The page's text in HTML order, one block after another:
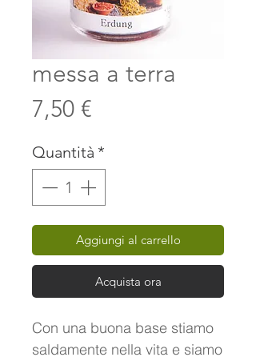
messa a terra
7,50 €
Quantità *
Aggiungi al carrello
Acquista ora
Con una buona base stiamo
saldamente nella vita e siamo